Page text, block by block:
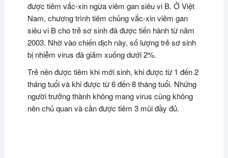
được tiêm vắc-xin ngừa viêm gan siêu vi B. Ở Việt
Nam, chương trình tiêm chủng vắc-xin viêm gan
siêu vi B cho trẻ sơ sinh đã được tiến hành từ năm
2003. Nhờ vào chiến dịch này, số lượng trẻ sơ sinh
bị nhiễm virus đã giảm xuống dưới 2%.
Trẻ nên được tiêm khi mới sinh, khi được từ 1 đến 2
tháng tuổi và khi được từ 6 đến 8 tháng tuổi. Những
người trưởng thành không mang virus cũng không
nên chủ quan và cần được tiêm 3 mũi đầy đủ.